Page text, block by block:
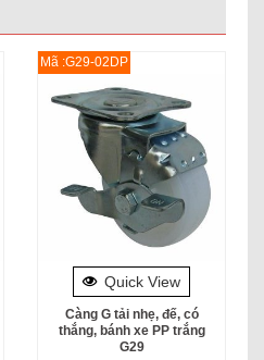
Mã :G29-02DP
Quick View
Càng G tải nhẹ, đế, có
thắng, bánh xe PP trắng
G29